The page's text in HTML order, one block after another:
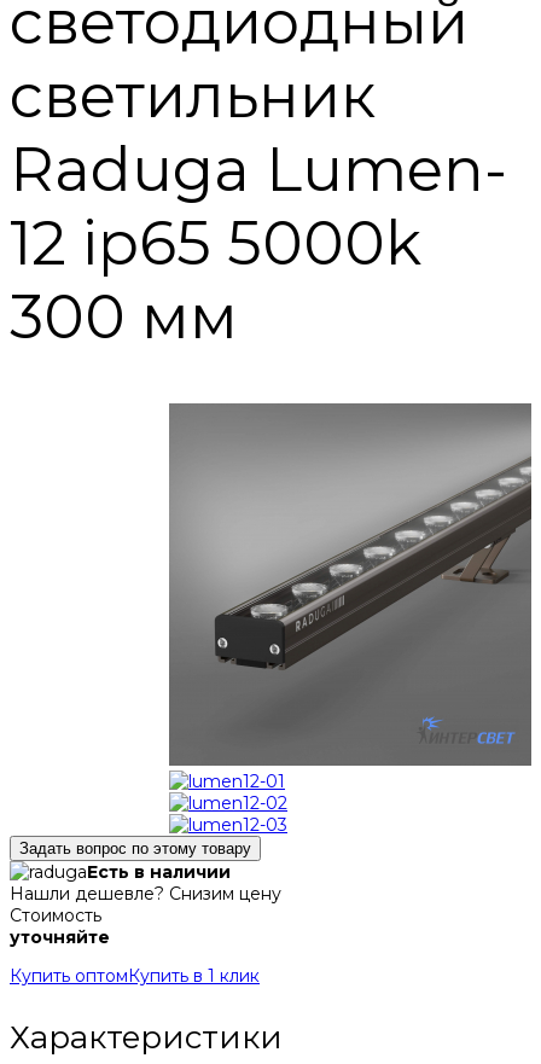
светодиодный
светильник
Raduga Lumen-
12 ip65 5000k
300 мм
Задать вопрос по этому товару
Есть в наличии
Нашли дешевле? Снизим цену
Стоимость
уточняйте
Купить оптом Купить в 1 клик
Характеристики